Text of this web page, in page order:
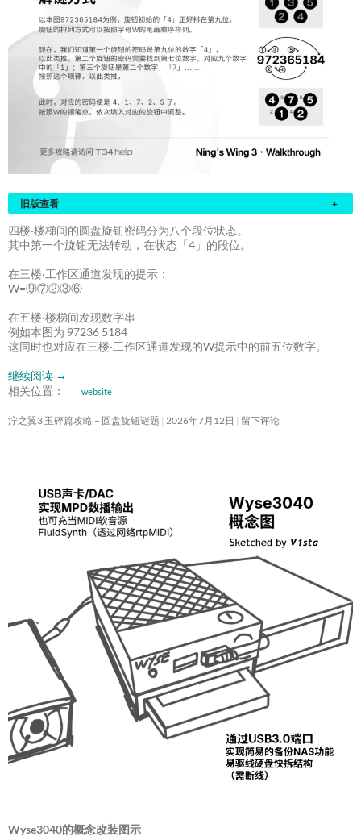
旧版查看 +
四楼·楼梯间的圆盘旋钮密码分为八个段位状态。
其中第一个旋钮无法转动，在状态「4」的段位。
在三楼·工作区通道发现的提示：
W=⑨⑦②③⑥
在五楼·楼梯间发现数字串
例如本图为 97236 5184
这同时也对应在三楼·工作区通道发现的W提示中的前五位数字。
继续阅读 →
相关位置：
website
泞之翼3 玉碎篇攻略 – 圆盘旋钮谜题 2026年7月12日 留下评论
Wyse3040的概念改装图示